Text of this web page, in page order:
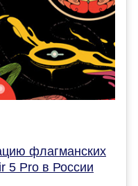
флагманских
5 Pro в России